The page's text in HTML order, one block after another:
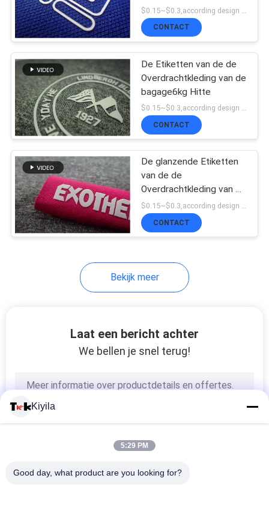
Hoeden, Baskterball-
Slijtage
CONTACT
De Etiketten van de de
Overdrachtkleding van de
bagage6kg Hitte
$0.15~$0.3,according design MOQ:500pce per
CONTACT
De glanzende Etiketten
van de de
Overdrachtkleding van de
Silicium6kg Hitte
$0.15~$0.3,according design MOQ:500pce per
CONTACT
Bekijk meer
Laat een bericht achter
We bellen je snel terug!
Kiyila
5:29 PM
Good day, what product are you looking for?